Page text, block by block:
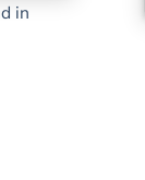
in